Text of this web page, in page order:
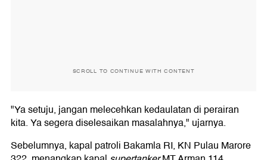
SCROLL TO CONTINUE WITH CONTENT
"Ya setuju, jangan melecehkan kedaulatan di perairan
kita. Ya segera diselesaikan masalahnya," ujarnya.
Sebelumnya, kapal patroli Bakamla RI, KN Pulau Marore